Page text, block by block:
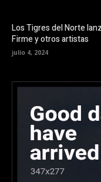
Los Tigres del Norte
Firme y otros artistas
julio 4, 2024